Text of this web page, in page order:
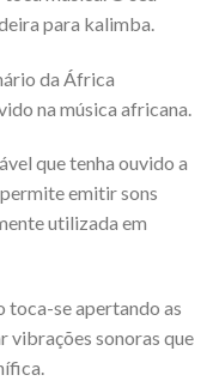
para kalimba.
da África
na música africana.
que tenha ouvido a
emitir sons
utilizada em
toca-se apertando as
vibrações sonoras que